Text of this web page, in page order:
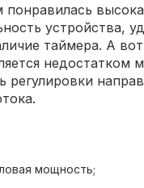
понравилась
устройства,
таймера. А
недостатком
регулировки
мощность;